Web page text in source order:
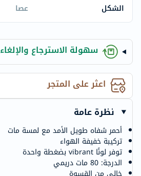
الشكل
عصا
سهولة الاسترجاع والإلغاء
اعثر على المتجر
نظرة عامة
أحمر شفاه طويل الأمد مع لمسة مات
تركيبة خفيفة الهواء
توفر لونًا vibrant بضغطة واحدة
الدرجة: 80 مات دريمي